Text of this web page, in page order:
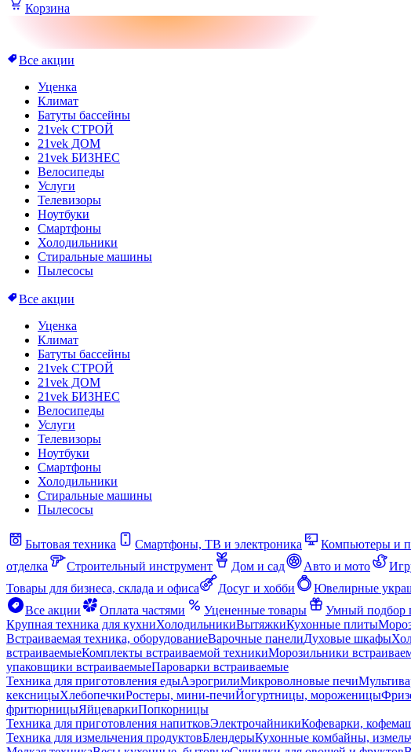
Корзина
Все акции
Уценка
Климат
Батуты бассейны
21vek СТРОЙ
21vek ДОМ
21vek БИЗНЕС
Велосипеды
Услуги
Телевизоры
Ноутбуки
Смартфоны
Холодильники
Стиральные машины
Пылесосы
Все акции
Уценка
Климат
Батуты бассейны
21vek СТРОЙ
21vek ДОМ
21vek БИЗНЕС
Велосипеды
Услуги
Телевизоры
Ноутбуки
Смартфоны
Холодильники
Стиральные машины
Пылесосы
Бытовая техника Смартфоны, ТВ и электроника Компьютеры и
отделка
Строительный инструмент Дом и сад Авто и мото
Товары для бизнеса, склада и офиса
Досуг и хобби Ювелирные
Все акции
Оплата частями Уцененные товары Умный подбор
Крупная техника для кухниХолодильникиВытяжкиКухонные плиты
Встраиваемая техника, оборудованиеВарочные панелиДуховые шкафы
встраиваемыеКомплекты встраиваемой техникиМорозильники
упаковщики встраиваемыеПароварки встраиваемые
Техника для приготовления едыАэрогрилиМикроволновые печи
кексницыХлебопечкиРостеры, мини-печиЙогуртницы, мороженицы
фритюрницыЯйцеваркиПопкорницы
Техника для приготовления напитковЭлектрочайникиКофеварки,
Техника для измельчения продуктовБлендерыКухонные комбайны,